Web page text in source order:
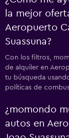
la mejor
Aeropuerto
Suassuna?
Con los filtros,
de alquiler en
tu búsqueda
políticas de
¿momondo
autos en